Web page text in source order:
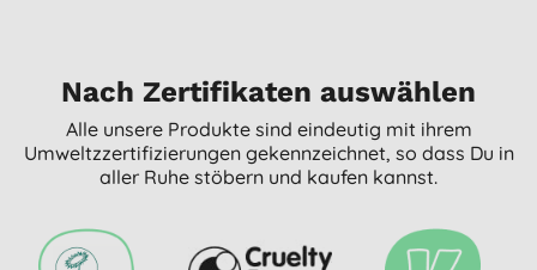
Nach Zertifikaten auswählen
Alle unsere Produkte sind eindeutig mit ihrem
Umweltzzertifizierungen gekennzeichnet, so dass Du in
aller Ruhe stöbern und kaufen kannst.